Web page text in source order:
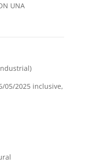
UNA
05/2025 inclusive,